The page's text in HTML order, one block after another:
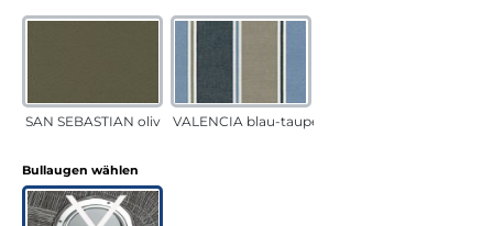
SAN SEBASTIAN oliv VALENCIA blau-taupe
Bullaugen wählen